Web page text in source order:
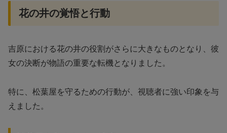
花の井の覚悟と行動
吉原における花の井の役割がさらに大きなものとなり、彼
女の決断が物語の重要な転機となりました。
特に、松葉屋を守るための行動が、視聴者に強い印象を与
えました。